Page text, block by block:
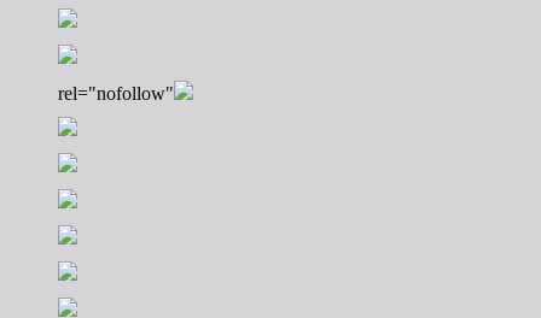
rel="nofollow"